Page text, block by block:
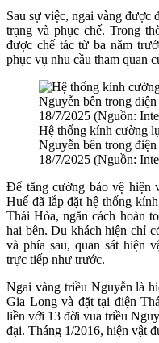
Sau sự việc, ngai vàng được
trạng và phục chế. Trong
được chế tác từ ba năm
phục vụ nhu cầu tham quan
Hệ thống kính cường
Nguyễn bên trong
18/7/2025 (Nguồn:
Để tăng cường bảo vệ hiện
Huế đã lắp đặt hệ thống
Thái Hòa, ngăn cách hoàn
hai bên. Du khách hiện chỉ
và phía sau, quan sát hiện
trực tiếp như trước.
Ngai vàng triều Nguyễn là
Gia Long và đặt tại điện
liền với 13 đời vua triều
đại. Tháng 1/2016, hiện vật